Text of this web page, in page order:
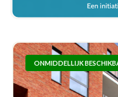
ONMIDDELLIJK